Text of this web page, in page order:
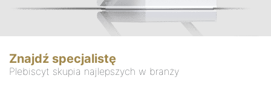
Znajdź specjalistę
Plebiscyt skupia najlepszych w branży